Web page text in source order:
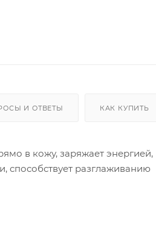
И ОТВЕТЫ КАК КУПИТЬ
в кожу, заряжает энергией,
способствует разглаживанию